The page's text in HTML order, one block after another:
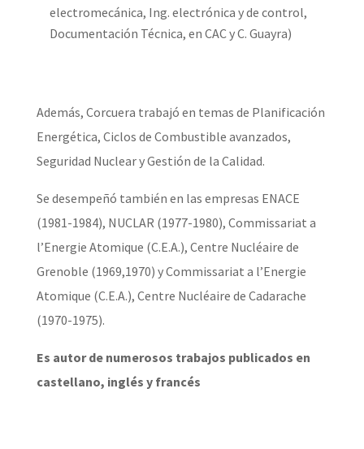
electromecánica, Ing. electrónica y de control,
Documentación Técnica, en CAC y C. Guayra)
Además, Corcuera trabajó en temas de Planificación
Energética, Ciclos de Combustible avanzados,
Seguridad Nuclear y Gestión de la Calidad.
Se desempeñó también en las empresas ENACE
(1981-1984), NUCLAR (1977-1980), Commissariat a
l’Energie Atomique (C.E.A.), Centre Nucléaire de
Grenoble (1969,1970) y Commissariat a l’Energie
Atomique (C.E.A.), Centre Nucléaire de Cadarache
(1970-1975).
Es autor de numerosos trabajos publicados en
castellano, inglés y francés